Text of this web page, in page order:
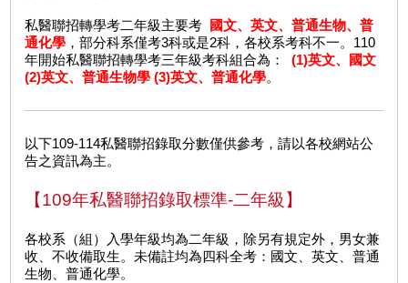
私醫聯招轉學考二年級主要考 國文、英文、普通生物、普
通化學 ，部分科系僅考3科或是2科，各校系考科不一。110
年開始私醫聯招轉學考三年級考科組合為：
(1)英文、國文
(2)英文、普通生物學 (3)英文、普通化學。
以下109-114私醫聯招錄取分數僅供參考，請以各校網站公
告之資訊為主。
【109年私醫聯招錄取標準-二年級】
各校系（組）入學年級均為二年級，除另有規定外，男女兼
收、不收備取生。未備註均為四科全考：國文、英文、普通
生物、普通化學。